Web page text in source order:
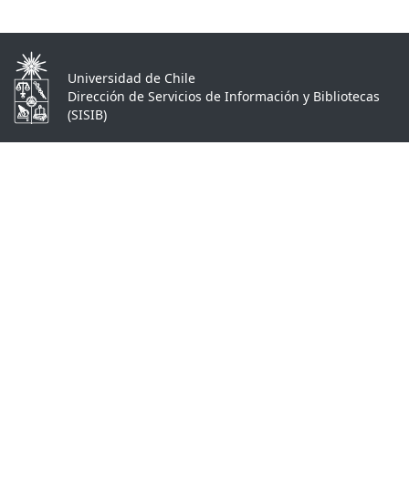
Universidad de Chile
Dirección de Servicios de Información y Bibliotecas
(SISIB)